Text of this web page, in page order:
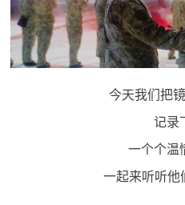
踪
法
规
防
法
规
今天我们把
记录
一个个温
一起来听听他